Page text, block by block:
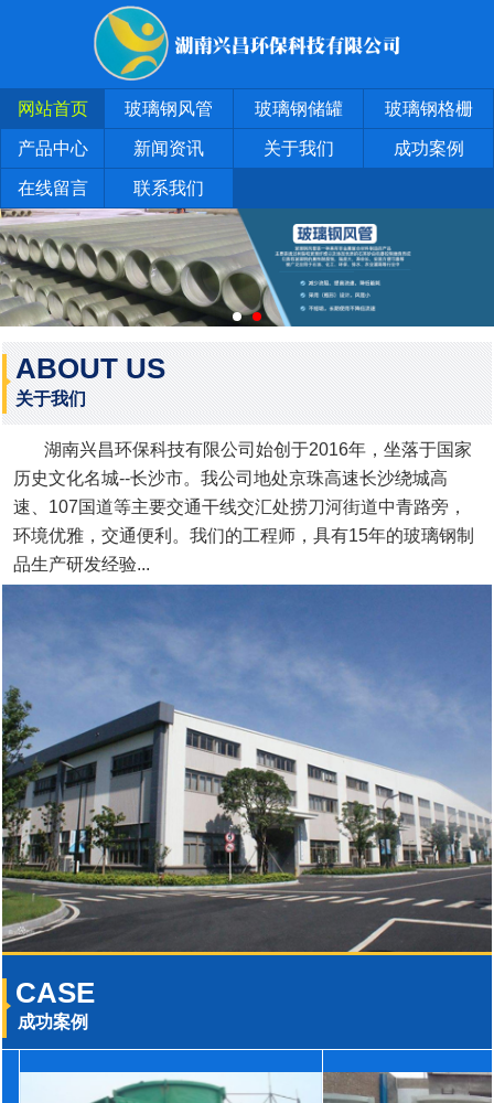
网站首页 玻璃钢风管 玻璃钢储罐 玻璃钢格栅
产品中心 新闻资讯 关于我们 成功案例
在线留言 联系我们
ABOUT US
关于我们
湖南兴昌环保科技有限公司始创于2016年，坐落于国家
历史文化名城--长沙市。我公司地处京珠高速长沙绕城高
速、107国道等主要交通干线交汇处捞刀河街道中青路旁，
环境优雅，交通便利。我们的工程师，具有15年的玻璃钢制
品生产研发经验...
CASE
成功案例